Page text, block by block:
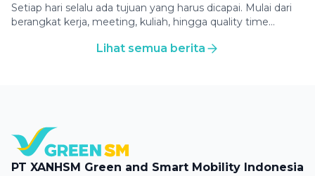
Setiap hari selalu ada tujuan yang harus dicapai. Mulai dari
berangkat kerja, meeting, kuliah, hingga quality time
perjalanan yang nyaman. Biar setiap perjalanan jadi makin
Lihat semua berita
PT XANHSM Green and Smart Mobility Indonesia